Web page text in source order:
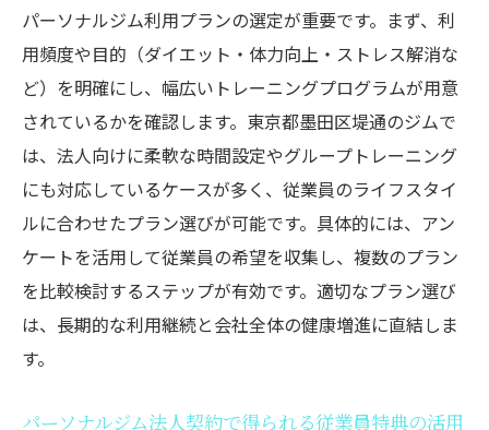
パーソナルジム利用プランの選定が重要です。まず、利
用頻度や目的（ダイエット・体力向上・ストレス解消な
ど）を明確にし、幅広いトレーニングプログラムが用意
されているかを確認します。東京都墨田区堤通のジムで
は、法人向けに柔軟な時間設定やグループトレーニング
にも対応しているケースが多く、従業員のライフスタイ
ルに合わせたプラン選びが可能です。具体的には、アン
ケートを活用して従業員の希望を収集し、複数のプラン
を比較検討するステップが有効です。適切なプラン選び
は、長期的な利用継続と会社全体の健康増進に直結しま
す。
パーソナルジム法人契約で得られる従業員特典の活用